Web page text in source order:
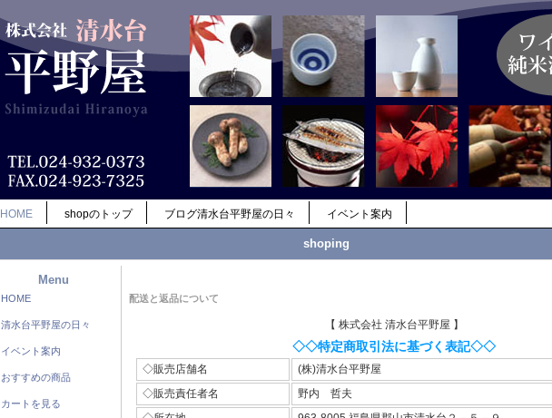
HOME shopのトップ ブログ清水台平野屋の日々 イベント案内
shoping
Menu
HOME
清水台平野屋の日々
イベント案内
おすすめの商品
カートを見る
配送と返品について
【 株式会社 清水台平野屋 】
◇◇特定商取引法に基づく表記◇◇
◇販売店舗名
(株)清水台平野屋
◇販売責任者名
野内 哲夫